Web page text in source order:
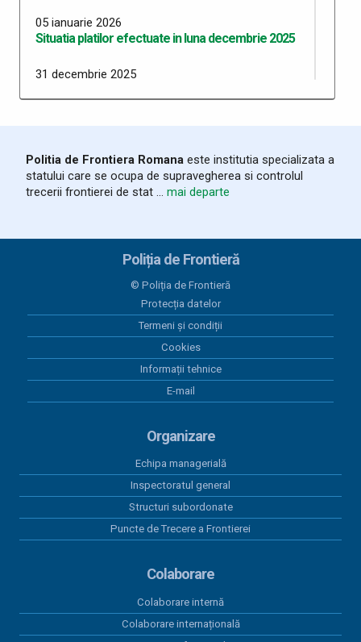
05 ianuarie 2026
Situatia platilor efectuate in luna decembrie 2025
31 decembrie 2025
09 octombrie 2025
Situatia platilor efectuate in luna septembrie 2025
Situatia platilor efectuate in luna iulie 2025
Situația plăților efectuate in luna iunie 2025
06 iunie 2025
Situația plăților efectuate in luna mai 2025
Politia de Frontiera Romana este institutia specializata a
statului care se ocupa de supravegherea si controlul
trecerii frontierei de stat ... mai departe
Poliția de Frontieră
© Poliția de Frontieră
Protecția datelor
Termeni și condiții
Cookies
Informații tehnice
E-mail
Organizare
Echipa managerială
Inspectoratul general
Structuri subordonate
Puncte de Trecere a Frontierei
Colaborare
Colaborare internă
Colaborare internațională